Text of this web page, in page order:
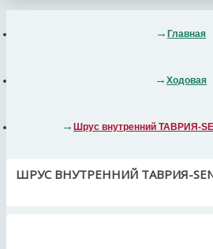
Главная
Ходовая
Шрус внутренний ТАВРИЯ-
ШРУС ВНУТРЕННИЙ ТАВРИЯ-